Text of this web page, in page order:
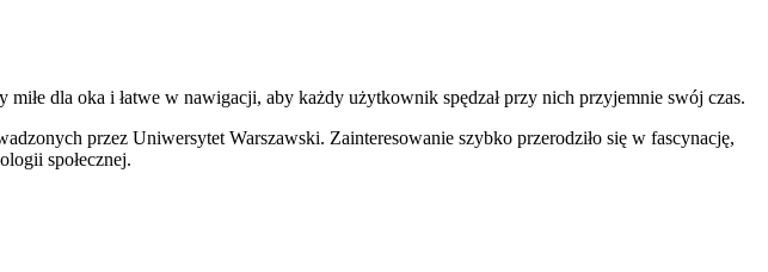
dla oka i łatwe w nawigacji, aby każdy użytkownik spędzał przy nich przyjemnie swój czas.
przez Uniwersytet Warszawski. Zainteresowanie szybko przerodziło się w fascynację,
społecznej.